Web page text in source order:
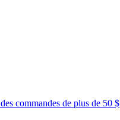
des commandes de plus de 50 $